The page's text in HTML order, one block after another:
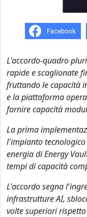
L'accordo-quadro
rapide e scaglionate
fruttando le capacità
e la piattaforma
fornire capacità
La prima
l'impianto
energia di Energy
tempi di capacità
L'accordo segna
infrastrutture AI,
volte superiori